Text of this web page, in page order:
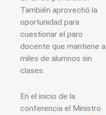
También aprovechó la
oportunidad para
cuestionar el paro
docente que mantiene a
miles de alumnos sin
clases.
En el inicio de la
conferencia el Ministro